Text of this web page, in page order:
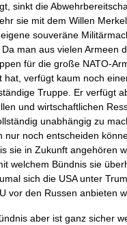
sinkt die
sie mit dem Willen
souveräne
man aus vielen Armeen
für die große NATO-
hat, verfügt kaum noch
Truppe. Er verfügt
und wirtschaftlichen
unabhängig zu
nur noch entscheiden
sie in Zukunft angehören
welchem Bündnis sie
sich die USA unter
vor den Russen anbieten
aber ist ganz sicher